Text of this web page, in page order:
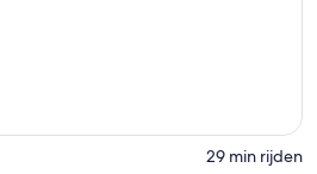
‪29 min rijden‬